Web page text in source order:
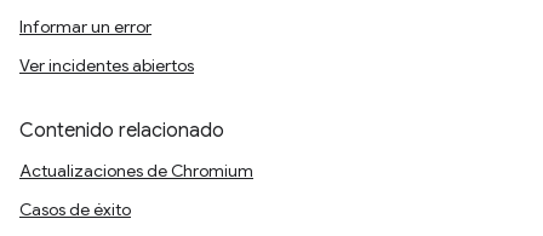
Informar un error
Ver incidentes abiertos
Contenido relacionado
Actualizaciones de Chromium
Casos de éxito